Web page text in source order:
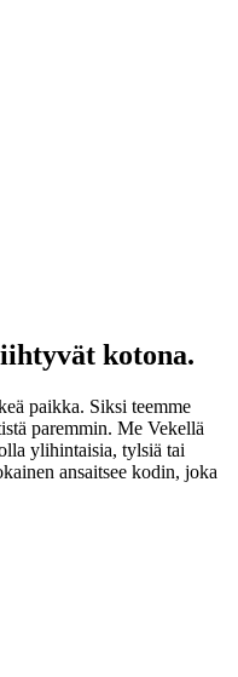
kotona.
paikka. Siksi teemme
paremmin. Me Vekellä
ylihintaisia, tylsiä tai
ansaitsee kodin, joka